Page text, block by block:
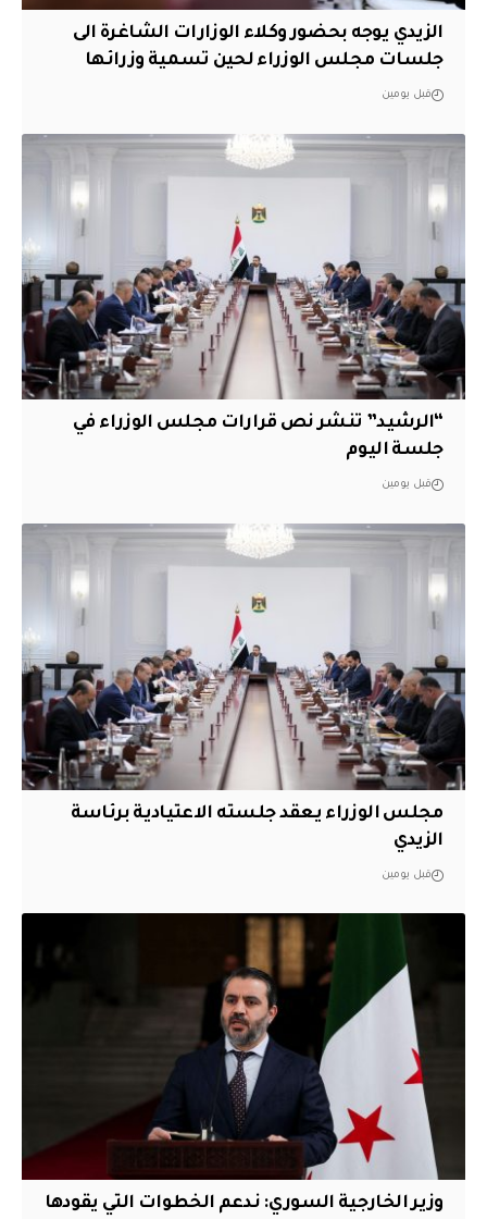
الزيدي يوجه بحضور وكلاء الوزارات الشاغرة الى
جلسات مجلس الوزراء لحين تسمية وزرائها
قبل يومين
“الرشيد” تنشر نص قرارات مجلس الوزراء في
جلسة اليوم
قبل يومين
مجلس الوزراء يعقد جلسته الاعتيادية برئاسة
الزيدي
قبل يومين
وزير الخارجية السوري: ندعم الخطوات التي يقودها